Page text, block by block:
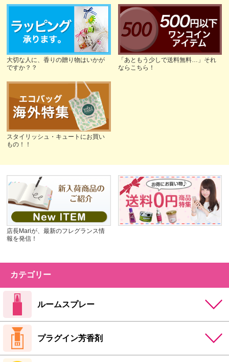
大切な人に、香りの贈り物はいかが
ですか？？
「あともう少しで送料無料…」それ
ならこちら！
スタイリッシュ・キュートにお買い
もの！！
店長Mariが、最新のフレグランス情
報を発信！
カテゴリー
ルームスプレー
プラグイン芳香剤